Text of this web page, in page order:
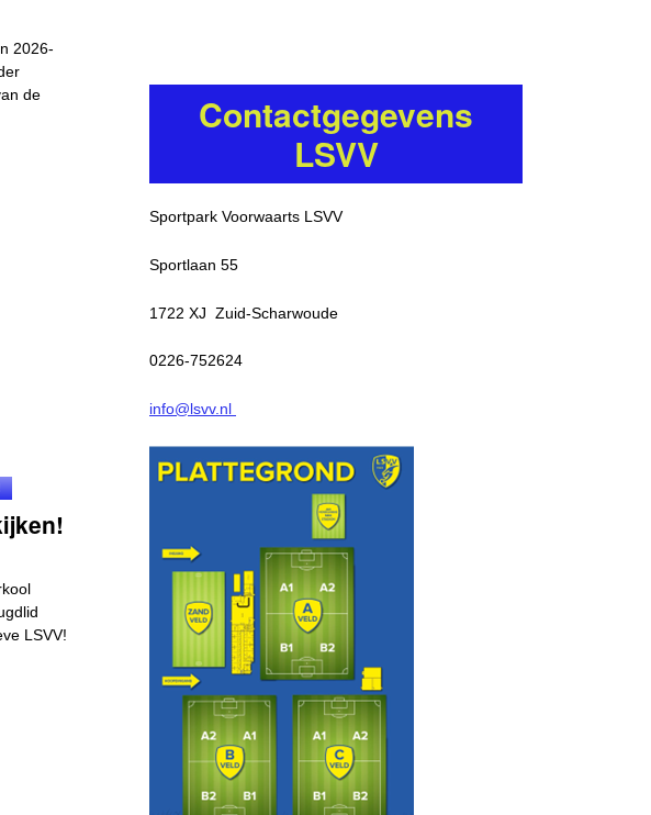
2026-
de
LSVV!
Contactgegevens
LSVV
Sportpark Voorwaarts LSVV
Sportlaan 55
1722 XJ Zuid-Scharwoude
0226-752624
info@lsvv.nl